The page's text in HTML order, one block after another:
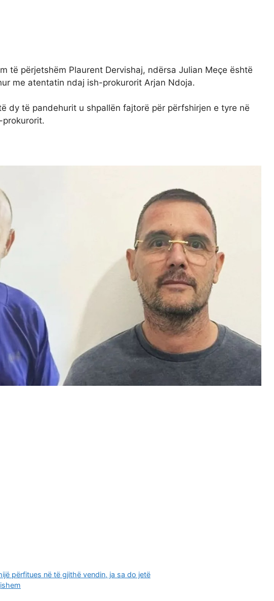
të përjetshëm Plaurent Dervishaj, ndërsa Julian Meçe është
me atentatin ndaj ish-prokurorit Arjan Ndoja.
dy të pandehurit u shpallën fajtorë për përfshirjen e tyre në
prokurorit.
përfitues në të gjithë vendin, ja sa do jetë